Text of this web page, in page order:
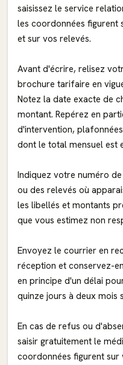
saisissez le service
les coordonnées
et sur vos relevés.
Avant d'écrire, relisez
brochure tarifaire en
Notez la date exacte de
montant. Repérez en
d'intervention,
dont le total mensuel est
Indiquez votre numéro
ou des relevés où
les libellés et montants
que vous estimez non
Envoyez le courrier en
réception et conservez-
en principe d'un délai
quinze jours à deux mois
En cas de refus ou
saisir gratuitement le
coordonnées figurent sur